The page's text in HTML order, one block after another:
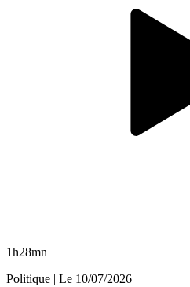
1h28mn
Politique | Le 10/07/2026